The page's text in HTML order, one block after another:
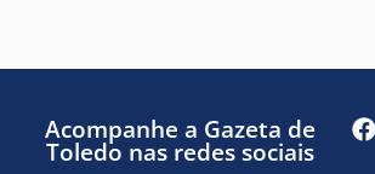
Acompanhe a Gazeta de
Toledo nas redes sociais